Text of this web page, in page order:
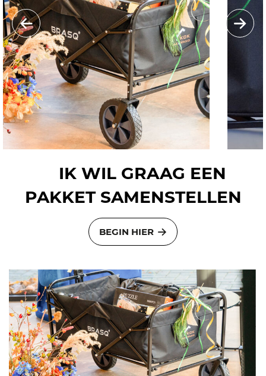
IK WIL GRAAG EEN
PAKKET SAMENSTELLEN
BEGIN HIER